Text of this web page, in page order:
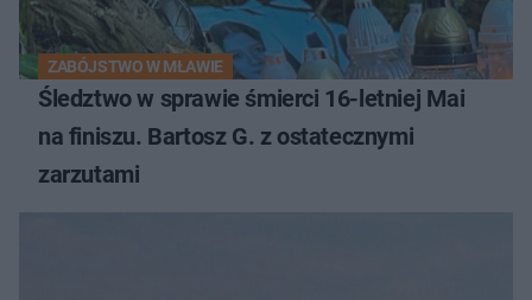
ZABÓJSTWO W MŁAWIE
Śledztwo w sprawie śmierci 16-letniej Mai
na finiszu. Bartosz G. z ostatecznymi
zarzutami